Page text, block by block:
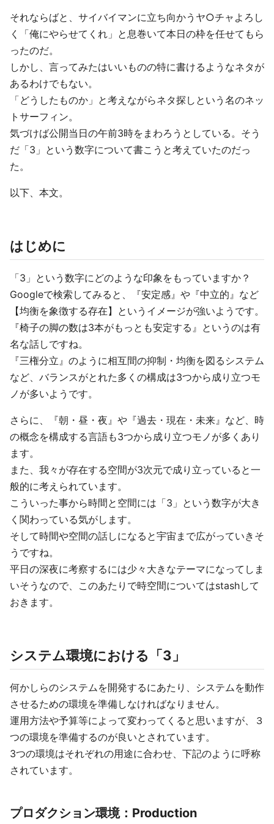
それならばと、サイバイマンに立ち向かうヤ○チャよろし
く「俺にやらせてくれ」と息巻いて本日の枠を任せてもら
ったのだ。
しかし、言ってみたはいいものの特に書けるようなネタが
あるわけでもない。
「どうしたものか」と考えながらネタ探しという名のネッ
トサーフィン。
気づけば公開当日の午前3時をまわろうとしている。そう
だ「3」という数字について書こうと考えていたのだっ
た。
以下、本文。
はじめに
「3」という数字にどのような印象をもっていますか？
Googleで検索してみると、『安定感』や『中立的』など
【均衡を象徴する存在】というイメージが強いようです。
『椅子の脚の数は3本がもっとも安定する』というのは有
名な話しですね。
『三権分立』のように相互間の抑制・均衡を図るシステム
など、バランスがとれた多くの構成は3つから成り立つモ
ノが多いようです。
さらに、『朝・昼・夜』や『過去・現在・未来』など、時
の概念を構成する言語も3つから成り立つモノが多くあり
ます。
また、我々が存在する空間が3次元で成り立っていると一
般的に考えられています。
こういった事から時間と空間には「3」という数字が大き
く関わっている気がします。
そして時間や空間の話しになると宇宙まで広がっていきそ
うですね。
平日の深夜に考察するには少々大きなテーマになってしま
いそうなので、このあたりで時空間についてはstashして
おきます。
システム環境における「3」
何かしらのシステムを開発するにあたり、システムを動作
させるための環境を準備しなければなりません。
運用方法や予算等によって変わってくると思いますが、３
つの環境を準備するのが良いとされています。
3つの環境はそれぞれの用途に合わせ、下記のように呼称
されています。
プロダクション環境：Production